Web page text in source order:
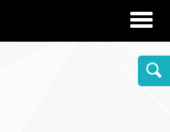
Toggle